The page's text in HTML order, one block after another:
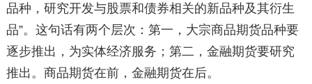
品种，研究开发与股票和债券相关的新品种及其衍生
品”。这句话有两个层次：第一，大宗商品期货品种要
逐步推出，为实体经济服务；第二，金融期货要研究
推出。商品期货在前，金融期货在后。